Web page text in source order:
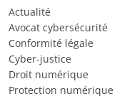
Actualité
Avocat cybersécurité
Conformité légale
Cyber-justice
Droit numérique
Protection numérique